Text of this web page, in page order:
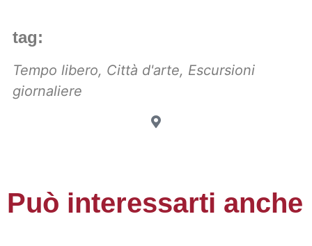
tag:
Tempo libero, Città d'arte, Escursioni
giornaliere
Può interessarti anche